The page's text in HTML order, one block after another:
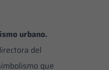
urbano.​
del
que